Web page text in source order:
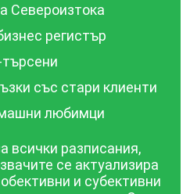
Североизтока
регистър
със стари клиенти
любимци
всички разписания,
се актуализира
и субективни